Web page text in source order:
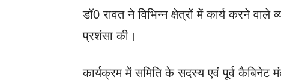
डॉ0 रावत ने विभिन्न क्षेत्रों में कार्य करने वाले
प्रशंसा की।
कार्यक्रम में समिति के सदस्य एवं पूर्व कैबिनेट